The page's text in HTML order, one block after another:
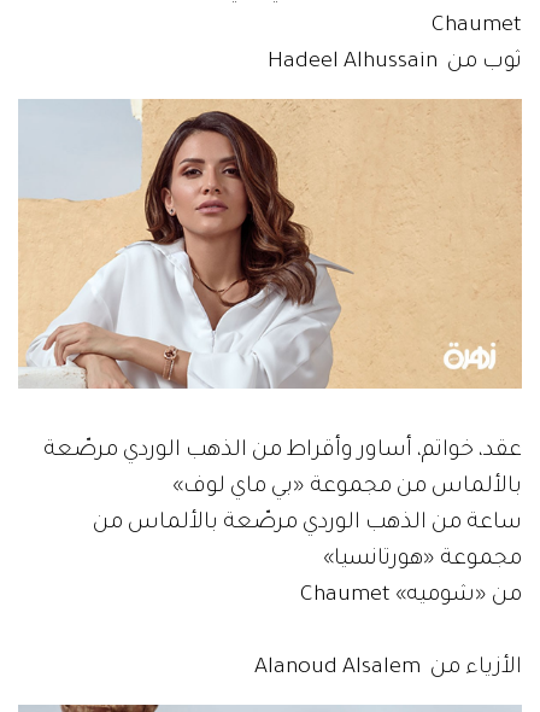
Chaumet
ثوب من Hadeel Alhussain
عقد، خواتم، أساور وأقراط من الذهب الوردي مرصّعة
بالألماس من مجموعة «بي ماي لوف»
ساعة من الذهب الوردي مرصّعة بالألماس من
مجموعة «هورتانسيا»
من «شوميه» Chaumet
الأزياء من Alanoud Alsalem